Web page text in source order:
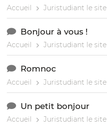
Accueil Juristudiant le site
Bonjour à vous !
Accueil Juristudiant le site
Romnoc
Accueil Juristudiant le site
Un petit bonjour
Accueil Juristudiant le site